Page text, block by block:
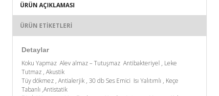
ÜRÜN AÇIKLAMASI
ÜRÜN ETIKETLERI
Detaylar
Koku Yapmaz Alev almaz – Tutuşmaz Antibakteriyel , Leke
Tutmaz , Akustik
Tüy dökmez , Antialerjik , 30 db Ses Emici Isı Yalıtımlı , Keçe
Tabanlı ,Antistatik